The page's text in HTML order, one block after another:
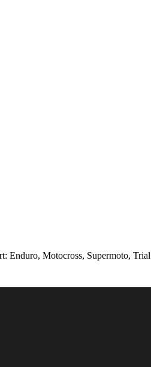
Enduro, Motocross, Supermoto, Trial